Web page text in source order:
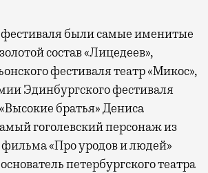
фестиваля были самые именитые
состав «Лицедеев»,
фестиваля театр «Микос»,
Эдинбургского фестиваля
братья» Дениса
гоголевский персонаж из
фильма «Про уродов и людей»
петербургского театра